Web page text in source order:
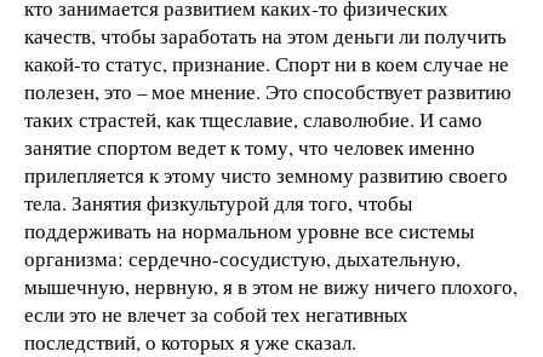
кто занимается развитием каких-то физических
качеств, чтобы заработать на этом деньги ли получить
какой-то статус, признание. Спорт ни в коем случае не
полезен, это – мое мнение. Это способствует развитию
таких страстей, как тщеславие, славолюбие. И само
занятие спортом ведет к тому, что человек именно
прилепляется к этому чисто земному развитию своего
тела. Занятия физкультурой для того, чтобы
поддерживать на нормальном уровне все системы
организма: сердечно-сосудистую, дыхательную,
мышечную, нервную, я в этом не вижу ничего плохого,
если это не влечет за собой тех негативных
последствий, о которых я уже сказал.